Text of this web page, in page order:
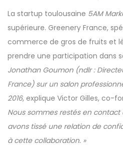
La startup toulousaine 5AM
supérieure. Greenery France,
commerce de gros de fruits et
prendre une participation dans
Jonathan Goumon (ndlr :
France) sur un salon
2016, explique Victor Gilles, co-
Nous sommes restés en contact
avons tissé une relation de
à cette collaboration. »